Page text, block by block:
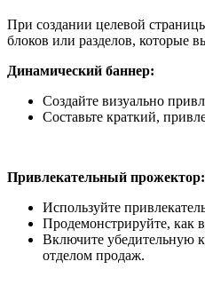
При создании целевой
блоков или разделов, которые
Динамический баннер:
Создайте визуально
Составьте краткий,
Привлекательный прожектор:
Используйте
Продемонстрируйте, как
Включите убедительную
отделом продаж.